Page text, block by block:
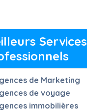
Services
de Marketing
de voyage
immobilières